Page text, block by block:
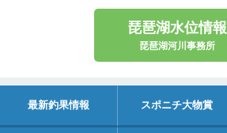
琵琶湖水位情報
琵琶湖河川事務所
最新釣果情報 スポニチ大物賞